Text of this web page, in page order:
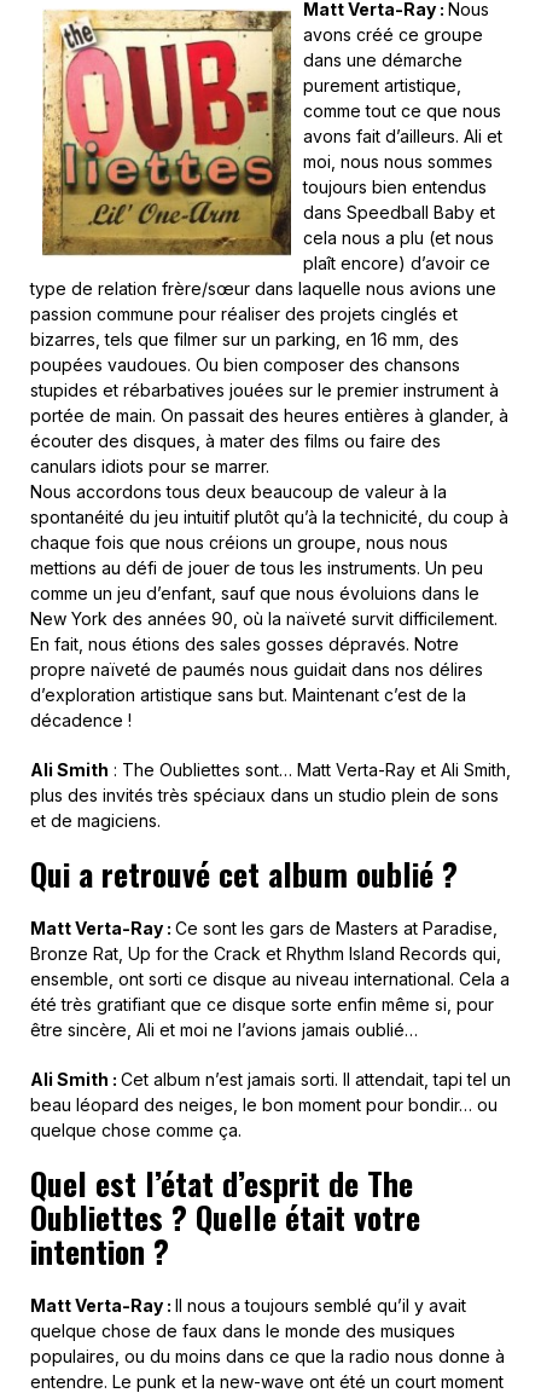
Matt Verta-Ray : Nous
avons créé ce groupe
dans une démarche
purement artistique,
comme tout ce que nous
avons fait d’ailleurs. Ali et
moi, nous nous sommes
toujours bien entendus
dans Speedball Baby et
cela nous a plu (et nous
plaît encore) d’avoir ce
type de relation frère/sœur dans laquelle nous avions une
passion commune pour réaliser des projets cinglés et
bizarres, tels que filmer sur un parking, en 16 mm, des
poupées vaudoues. Ou bien composer des chansons
stupides et rébarbatives jouées sur le premier instrument à
portée de main. On passait des heures entières à glander, à
écouter des disques, à mater des films ou faire des
canulars idiots pour se marrer.
Nous accordons tous deux beaucoup de valeur à la
spontanéité du jeu intuitif plutôt qu’à la technicité, du coup à
chaque fois que nous créions un groupe, nous nous
mettions au défi de jouer de tous les instruments. Un peu
comme un jeu d’enfant, sauf que nous évoluions dans le
New York des années 90, où la naïveté survit difficilement.
En fait, nous étions des sales gosses dépravés. Notre
propre naïveté de paumés nous guidait dans nos délires
d’exploration artistique sans but. Maintenant c’est de la
décadence !
Ali Smith : The Oubliettes sont… Matt Verta-Ray et Ali Smith,
plus des invités très spéciaux dans un studio plein de sons
et de magiciens.
Qui a retrouvé cet album oublié ?
Matt Verta-Ray : Ce sont les gars de Masters at Paradise,
Bronze Rat, Up for the Crack et Rhythm Island Records qui,
ensemble, ont sorti ce disque au niveau international. Cela a
été très gratifiant que ce disque sorte enfin même si, pour
être sincère, Ali et moi ne l’avions jamais oublié…
Ali Smith : Cet album n’est jamais sorti. Il attendait, tapi tel un
beau léopard des neiges, le bon moment pour bondir… ou
quelque chose comme ça.
Quel est l’état d’esprit de The
Oubliettes ? Quelle était votre
intention ?
Matt Verta-Ray : Il nous a toujours semblé qu’il y avait
quelque chose de faux dans le monde des musiques
populaires, ou du moins dans ce que la radio nous donne à
entendre. Le punk et la new-wave ont été un court moment